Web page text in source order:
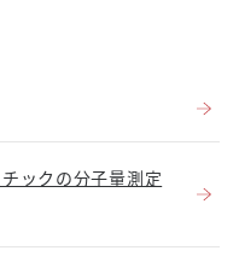
ックの分子量測定